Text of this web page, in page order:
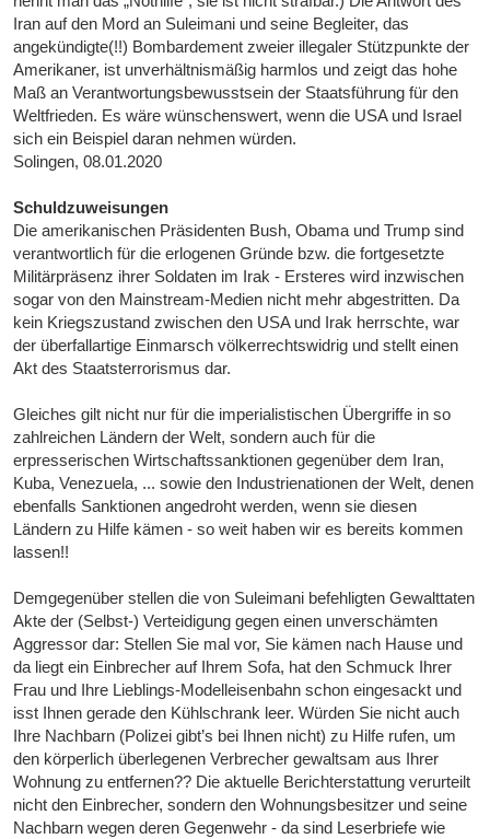
Iran auf den Mord an Suleimani und seine Begleiter, das
angekündigte(!!) Bombardement zweier illegaler Stützpunkte der
Amerikaner, ist unverhältnismäßig harmlos und zeigt das hohe
Maß an Verantwortungsbewusstsein der Staatsführung für den
Weltfrieden. Es wäre wünschenswert, wenn die USA und Israel
sich ein Beispiel daran nehmen würden.
Solingen, 08.01.2020
Schuldzuweisungen
Die amerikanischen Präsidenten Bush, Obama und Trump sind
verantwortlich für die erlogenen Gründe bzw. die fortgesetzte
Militärpräsenz ihrer Soldaten im Irak - Ersteres wird inzwischen
sogar von den Mainstream-Medien nicht mehr abgestritten. Da
kein Kriegszustand zwischen den USA und Irak herrschte, war
der überfallartige Einmarsch völkerrechtswidrig und stellt einen
Akt des Staatsterrorismus dar.
Gleiches gilt nicht nur für die imperialistischen Übergriffe in so
zahlreichen Ländern der Welt, sondern auch für die
erpresserischen Wirtschaftssanktionen gegenüber dem Iran,
Kuba, Venezuela, ... sowie den Industrienationen der Welt, denen
ebenfalls Sanktionen angedroht werden, wenn sie diesen
Ländern zu Hilfe kämen - so weit haben wir es bereits kommen
lassen!!
Demgegenüber stellen die von Suleimani befehligten Gewalttaten
Akte der (Selbst-) Verteidigung gegen einen unverschämten
Aggressor dar: Stellen Sie mal vor, Sie kämen nach Hause und
da liegt ein Einbrecher auf Ihrem Sofa, hat den Schmuck Ihrer
Frau und Ihre Lieblings-Modelleisenbahn schon eingesackt und
isst Ihnen gerade den Kühlschrank leer. Würden Sie nicht auch
Ihre Nachbarn (Polizei gibt’s bei Ihnen nicht) zu Hilfe rufen, um
den körperlich überlegenen Verbrecher gewaltsam aus Ihrer
Wohnung zu entfernen?? Die aktuelle Berichterstattung verurteilt
nicht den Einbrecher, sondern den Wohnungsbesitzer und seine
Nachbarn wegen deren Gegenwehr - da sind Leserbriefe wie